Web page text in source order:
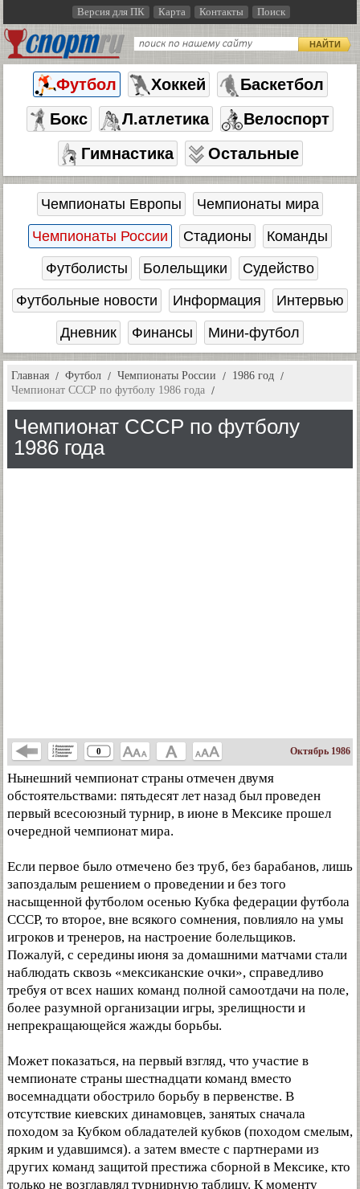
Версия для ПК Карта Контакты Поиск
НАЙТИ
Футбол Хоккей
Баскетбол
Бокс
Л.атлетика
Велоспорт
Гимнастика
Остальные
Чемпионаты Европы
Чемпионаты мира
Чемпионаты России
Стадионы
Команды
Футболисты
Болельщики
Судейство
Футбольные новости
Информация
Интервью
Дневник
Финансы Мини-футбол
Главная Футбол Чемпионаты России
1986 год
Чемпионат СССР по футболу 1986 года
Чемпионат СССР по футболу
1986 года
0 Октябрь 1986
Нынешний чемпионат страны отмечен двумя
обстоятельствами: пятьдесят лет назад был проведен
первый всесоюзный турнир, в июне в Мексике прошел
очередной чемпионат мира.
Если первое было отмечено без труб, без барабанов, лишь
запоздалым решением о проведении и без того
насыщенной футболом осенью Кубка федерации футбола
СССР, то второе, вне всякого сомнения, повлияло на умы
игроков и тренеров, на настроение болельщиков.
Пожалуй, с середины июня за домашними матчами стали
наблюдать сквозь «мексиканские очки», справедливо
требуя от всех наших команд полной самоотдачи на поле,
более разумной организации игры, зрелищности и
непрекращающейся жажды борьбы.
Может показаться, на первый взгляд, что участие в
чемпионате страны шестнадцати команд вместо
восемнадцати обострило борьбу в первенстве. В
отсутствие киевских динамовцев, занятых сначала
походом за Кубком обладателей кубков (походом смелым,
ярким и удавшимся). а затем вместе с партнерами из
других команд защитой престижа сборной в Мексике, кто
только не возглавлял турнирную таблицу. К моменту